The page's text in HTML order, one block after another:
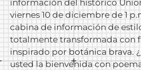
información del histórico
viernes 10 de diciembre de 1
cabina de información de
totalmente transformada con
inspirado por botánica brava.
usted la bienvenida con